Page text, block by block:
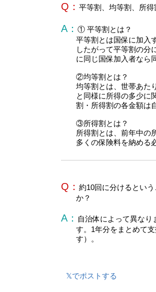
Q： 平等割、均等割、所得
A： ① 平等割とは？
平等割とは国保に加入
したがって平等割の分
に同じ国保加入者なら
②均等割とは？
均等割とは、世帯あた
と同様に所得の多少に
割・所得割の各金額は
③所得割とは？
所得割とは、前年中の
多くの保険料を納める
Q： 約10回に分けるとい
か？
A： 自治体によって異な
す。1年分をまとめて
す）。
𝕏でポストする